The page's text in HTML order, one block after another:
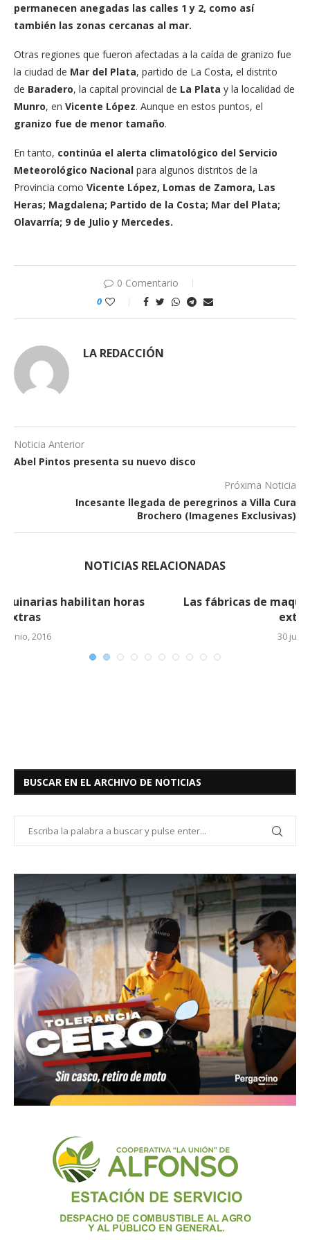
permanecen anegadas las calles 1 y 2, como así
también las zonas cercanas al mar.
Otras regiones que fueron afectadas a la caída de granizo fue
la ciudad de Mar del Plata, partido de La Costa, el distrito
de Baradero, la capital provincial de La Plata y la localidad de
Munro, en Vicente López. Aunque en estos puntos, el
granizo fue de menor tamaño.
En tanto, continúa el alerta climatológico del Servicio
Meteorológico Nacional para algunos distritos de la
Provincia como Vicente López, Lomas de Zamora, Las
Heras; Magdalena; Partido de la Costa; Mar del Plata;
Olavarría; 9 de Julio y Mercedes.
0 Comentario
0
LA REDACCIÓN
Noticia Anterior
Abel Pintos presenta su nuevo disco
Próxima Noticia
Incesante llegada de peregrinos a Villa Cura
Brochero (Imagenes Exclusivas)
NOTICIAS RELACIONADAS
Las fábricas de maquinarias habilitan horas
BUSCAR EN EL ARCHIVO DE NOTICIAS